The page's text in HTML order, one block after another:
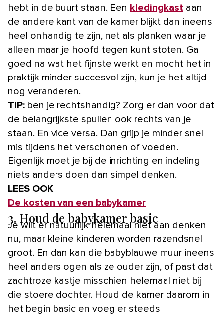
hebt in de buurt staan. Een kledingkast aan
de andere kant van de kamer blijkt dan ineens
heel onhandig te zijn, net als planken waar je
alleen maar je hoofd tegen kunt stoten. Ga
goed na wat het fijnste werkt en mocht het in
praktijk minder succesvol zijn, kun je het altijd
nog veranderen.
TIP: ben je rechtshandig? Zorg er dan voor dat
de belangrijkste spullen ook rechts van je
staan. En vice versa. Dan grijp je minder snel
mis tijdens het verschonen of voeden.
Eigenlijk moet je bij de inrichting en indeling
niets anders doen dan simpel denken.
LEES OOK
De kosten van een babykamer
3. Houd de babykamer basic
Je wilt er natuurlijk helemaal niet aan denken
nu, maar kleine kinderen worden razendsnel
groot. En dan kan die babyblauwe muur ineens
heel anders ogen als ze ouder zijn, of past dat
zachtroze kastje misschien helemaal niet bij
die stoere dochter. Houd de kamer daarom in
het begin basic en voeg er steeds